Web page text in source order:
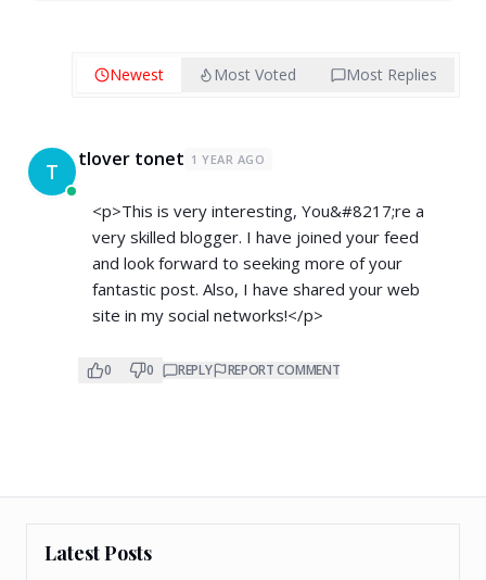
Newest Most Voted Most Replies
T tlover tonet 1 YEAR AGO
<p>This is very interesting, You&#8217;re a
very skilled blogger. I have joined your feed
and look forward to seeking more of your
fantastic post. Also, I have shared your web
site in my social networks!</p>
0 0 REPLY REPORT COMMENT
Latest Posts